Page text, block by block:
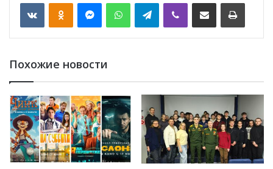
VKontakte WhatsApp Telegram
Похожие новости